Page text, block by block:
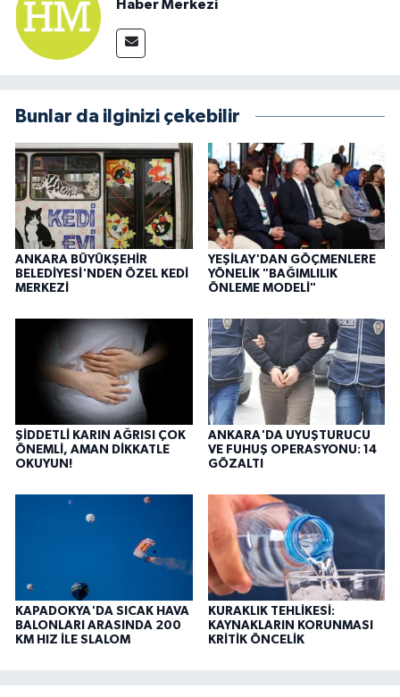
Haber Merkezi
Bunlar da ilginizi çekebilir
ANKARA BÜYÜKŞEHİR
BELEDİYESİ'NDEN ÖZEL KEDİ
MERKEZİ
YEŞİLAY'DAN GÖÇMENLERE
YÖNELİK "BAĞIMLILIK
ÖNLEME MODELİ"
ŞİDDETLİ KARIN AĞRISI ÇOK
ÖNEMLİ, AMAN DİKKATLE
OKUYUN!
ANKARA'DA UYUŞTURUCU
VE FUHUŞ OPERASYONU: 14
GÖZALTI
KAPADOKYA'DA SICAK HAVA
BALONLARI ARASINDA 200
KM HIZ İLE SLALOM
KURAKLIK TEHLİKESİ:
KAYNAKLARIN KORUNMASI
KRİTİK ÖNCELİK